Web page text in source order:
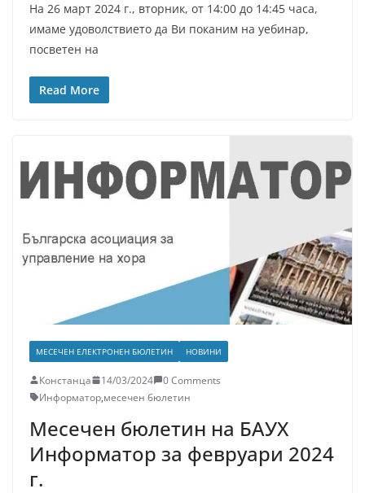
На 26 март 2024 г., вторник, от 14:00 до 14:45 часа,
имаме удоволствието да Ви поканим на уебинар,
посветен на
Read More
МЕСЕЧЕН ЕЛЕКТРОНЕН БЮЛЕТИН НОВИНИ
Констанца 14/03/2024
0 Comments
Информатор,месечен бюлетин
Месечен бюлетин на БАУХ
Информатор за февруари 2024
г.